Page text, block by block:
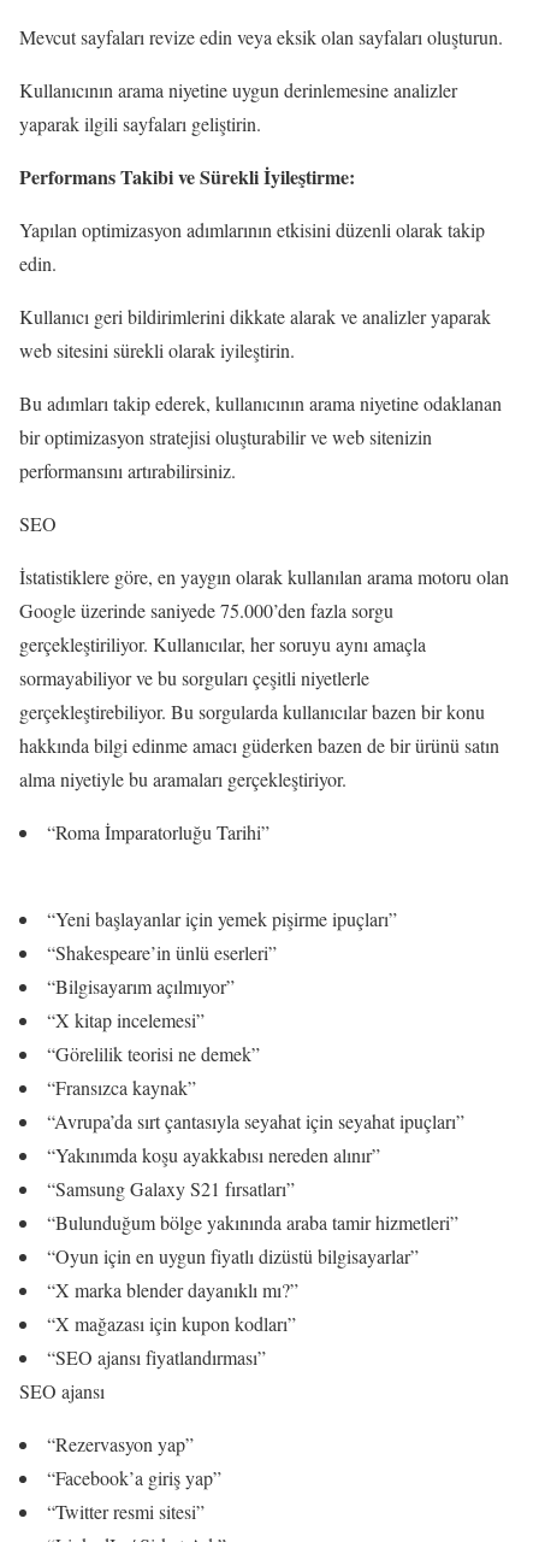
Mevcut sayfaları revize edin veya eksik olan sayfaları oluşturun.
Kullanıcının arama niyetine uygun derinlemesine analizler
yaparak ilgili sayfaları geliştirin.
Performans Takibi ve Sürekli İyileştirme:
Yapılan optimizasyon adımlarının etkisini düzenli olarak takip
edin.
Kullanıcı geri bildirimlerini dikkate alarak ve analizler yaparak
web sitesini sürekli olarak iyileştirin.
Bu adımları takip ederek, kullanıcının arama niyetine odaklanan
bir optimizasyon stratejisi oluşturabilir ve web sitenizin
performansını artırabilirsiniz.
SEO
İstatistiklere göre, en yaygın olarak kullanılan arama motoru olan
Google üzerinde saniyede 75.000’den fazla sorgu
gerçekleştiriliyor. Kullanıcılar, her soruyu aynı amaçla
sormayabiliyor ve bu sorguları çeşitli niyetlerle
gerçekleştirebiliyor. Bu sorgularda kullanıcılar bazen bir konu
hakkında bilgi edinme amacı güderken bazen de bir ürünü satın
alma niyetiyle bu aramaları gerçekleştiriyor.
“Roma İmparatorluğu Tarihi”
“Yeni başlayanlar için yemek pişirme ipuçları”
“Shakespeare’in ünlü eserleri”
“Bilgisayarım açılmıyor”
“X kitap incelemesi”
“Görelilik teorisi ne demek”
“Fransızca kaynak”
“Avrupa’da sırt çantasıyla seyahat için seyahat ipuçları”
“Yakınımda koşu ayakkabısı nereden alınır”
“Samsung Galaxy S21 fırsatları”
“Bulunduğum bölge yakınında araba tamir hizmetleri”
“Oyun için en uygun fiyatlı dizüstü bilgisayarlar”
“X marka blender dayanıklı mı?”
“X mağazası için kupon kodları”
“SEO ajansıfiyatlandırması”
SEO ajansı
“Rezervasyon yap”
“Facebook’a giriş yap”
“Twitter resmi sitesi”